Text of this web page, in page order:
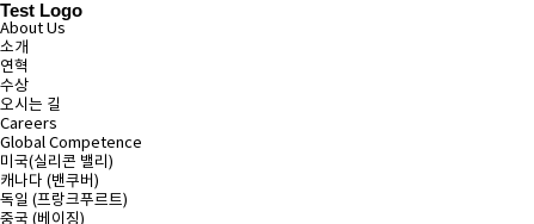
Test Logo
About Us
소개
연혁
수상
오시는 길
Careers
Global Competence
미국(실리콘 밸리)
캐나다 (밴쿠버)
독일 (프랑크푸르트)
중국 (베이징)